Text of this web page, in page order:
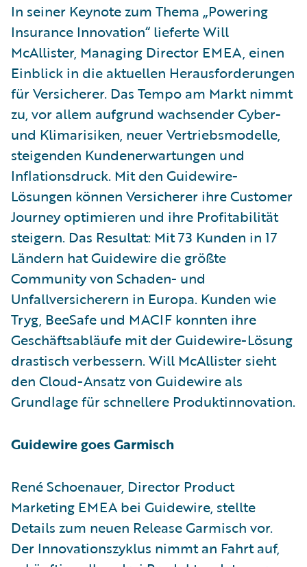
In seiner Keynote zum Thema „Powering
Insurance Innovation“ lieferte Will
McAllister, Managing Director EMEA, einen
Einblick in die aktuellen Herausforderungen
für Versicherer. Das Tempo am Markt nimmt
zu, vor allem aufgrund wachsender Cyber-
und Klimarisiken, neuer Vertriebsmodelle,
steigenden Kundenerwartungen und
Inflationsdruck. Mit den Guidewire-
Lösungen können Versicherer ihre Customer
Journey optimieren und ihre Profitabilität
steigern. Das Resultat: Mit 73 Kunden in 17
Ländern hat Guidewire die größte
Community von Schaden- und
Unfallversicherern in Europa. Kunden wie
Tryg, BeeSafe und MACIF konnten ihre
Geschäftsabläufe mit der Guidewire-Lösung
drastisch verbessern. Will McAllister sieht
den Cloud-Ansatz von Guidewire als
Grundlage für schnellere Produktinnovation.
Guidewire goes Garmisch
René Schoenauer, Director Product
Marketing EMEA bei Guidewire, stellte
Details zum neuen Release Garmisch vor.
Der Innovationszyklus nimmt an Fahrt auf,